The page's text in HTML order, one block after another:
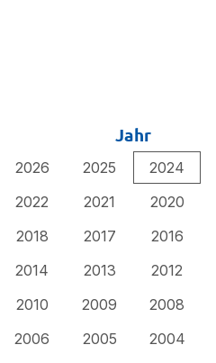
Jahr
2026 2025 2024
2022
2021 2020
2018
2017 2016
2014
2013 2012
2010
2009 2008
2006
2005 2004